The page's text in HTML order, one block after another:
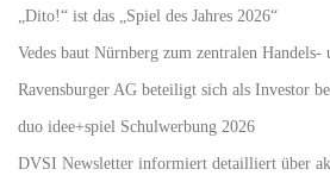
„Dito!“ ist das „Spiel des Jahres 2026“
Vedes baut Nürnberg zum zentralen Handels-
Ravensburger AG beteiligt sich als Investor
duo idee+spiel Schulwerbung 2026
DVSI Newsletter informiert detailliert über